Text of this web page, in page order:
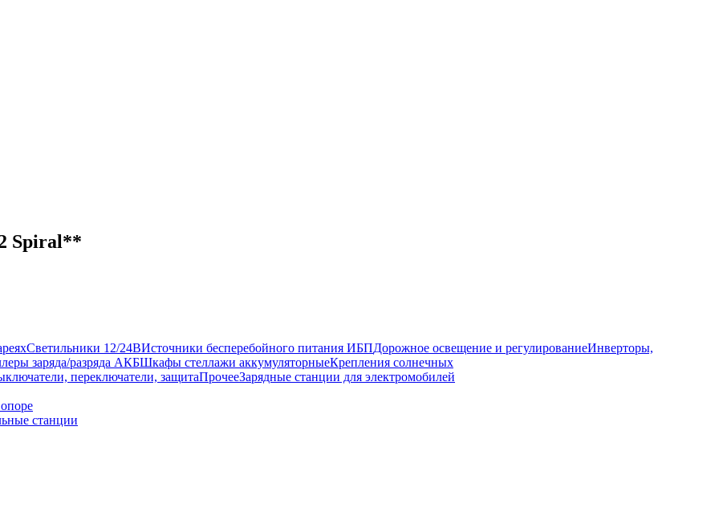
Spiral**
Светильники 12/24ВИсточники бесперебойного питания ИБПДорожное освещение и регулированиеИнверторы,
заряда/разряда АКБШкафы стеллажи аккумуляторныеКрепления солнечных
переключатели, защитаПрочееЗарядные станции для электромобилей
станции